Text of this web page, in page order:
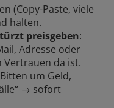
(Copy-Paste, viele
halten.
preisgeben:
Adresse oder
Vertrauen da ist.
um Geld,
→ sofort